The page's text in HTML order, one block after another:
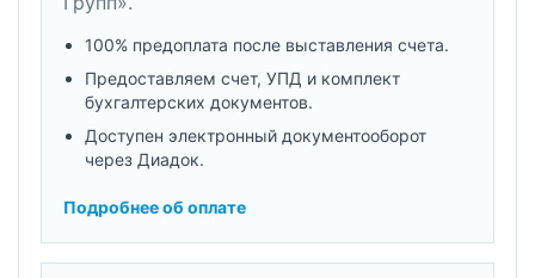
100% предоплата после выставления счета.
Предоставляем счет, УПД и комплект
бухгалтерских документов.
Доступен электронный документооборот
через Диадок.
Подробнее об оплате